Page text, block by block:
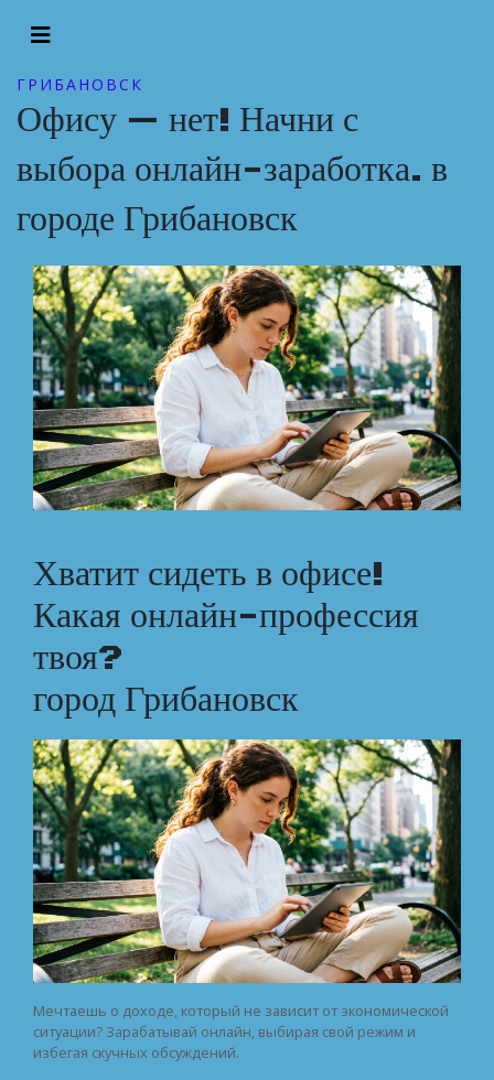
ГРИБАНОВСК
Офису — нет! Начни с
выбора онлайн-заработка. в
городе Грибановск
Хватит сидеть в офисе!
Какая онлайн-профессия
твоя?
город Грибановск
Мечтаешь о доходе, который не зависит от экономической
ситуации? Зарабатывай онлайн, выбирая свой режим и
избегая скучных обсуждений.